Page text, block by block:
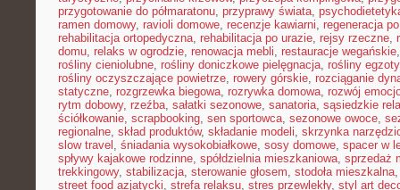
przygotowanie do półmaratonu, przyprawy świata,
ramen domowy, ravioli domowe, recenzje kawiarni, regeneracja
rehabilitacja ortopedyczna, rehabilitacja po urazie, rejsy rzeczne,
domu, relaks w ogrodzie, renowacja mebli, restauracje wegańskie
rośliny cieniolubne, rośliny doniczkowe pielęgnacja, rośliny
rośliny oczyszczające powietrze, rowery górskie, rozciąganie
statyczne, rozgrzewka biegowa, rozrywka domowa, rozwój
rytm dobowy, rzeźba, sałatki sezonowe, sanatoria, sąsiedzkie
ściółkowanie, scrapbooking, sen sportowca, sezonowe owoce,
regionalne, skład produktów, składanie modeli, skrzynka
slow travel , śniadania wysokobiałkowe, sosy domowe, spacer w
spływy kajakowe rodzinne, spółdzielnia mieszkaniowa, sprzedaż
trekkingowy, stabilizacja, sterowanie głosem, stodoła mieszkalna
street food azjatycki, strefa relaksu, stres przewlekły, styl art